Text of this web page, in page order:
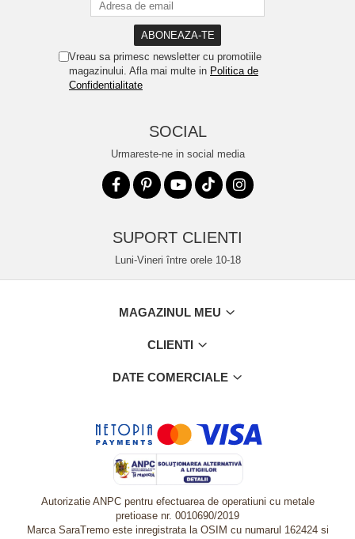
Vreau sa primesc newsletter cu promotiile
magazinului. Afla mai multe in Politica de
Confidentialitate
SOCIAL
Urmareste-ne in social media
SUPORT CLIENTI
Luni-Vineri între orele 10-18
MAGAZINUL MEU
CLIENTI
DATE COMERCIALE
Autorizatie ANPC pentru efectuarea de operatiuni cu metale
pretioase nr. 0010690/2019
Marca SaraTremo este inregistrata la OSIM cu numarul 162424 si